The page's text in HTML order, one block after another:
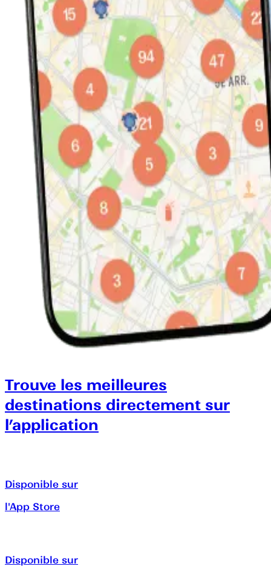
Trouve les meilleures
destinations directement sur
l’application
Disponible sur
l'App Store
Disponible sur